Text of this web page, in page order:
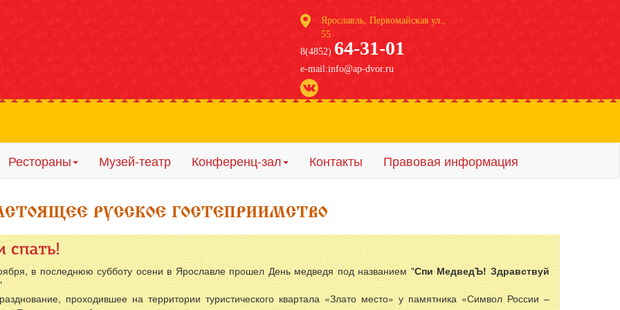
Ярославль, Первомайская ул.,
55
8(4852) 64-31-01
e-mail:info@ap-dvor.ru
отеля: центр города, напротив Кремля
музей с представлением, бесплатно для проживающих в отеле
городок
Рестораны Музей-театр Конференц-зал Контакты Правовая информация
в последнюю субботу осени в Ярославле прошел День медведя под названием "Спи МедведЪ! Здравствуй
проходившее на территории туристического квартала «Злато место» у памятника «Символ России –